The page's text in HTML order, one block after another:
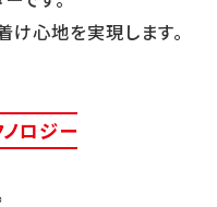
心地を実現します。
ロジー